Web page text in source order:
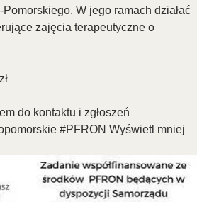
W jego ramach działać
zajęcia terapeutyczne o
do kontaktu i zgłoszeń
#PFRON Wyświetl mniej